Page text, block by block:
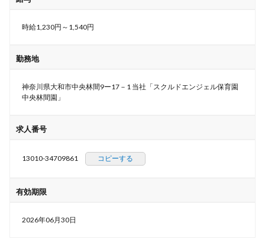
時給1,230円～1,540円
勤務地
神奈川県大和市中央林間9ー17－1 当社「スクルドエンジェル保育園
中央林間園」
求人番号
13010-34709861 コピーする
有効期限
2026年06月30日